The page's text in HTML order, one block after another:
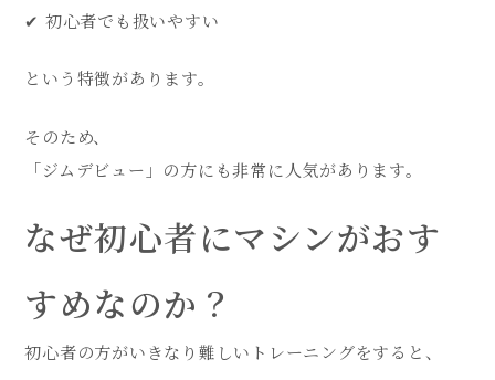
✔ 初心者でも扱いやすい
という特徴があります。
そのため、
「ジムデビュー」の方にも非常に人気があります。
なぜ初心者にマシンがおす
すめなのか？
初心者の方がいきなり難しいトレーニングをすると、